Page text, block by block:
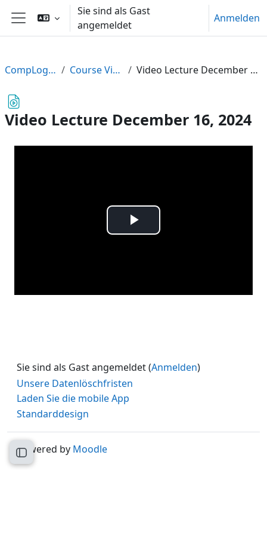
Zum Hauptinhalt
Website-Übersicht
Sie sind als Gast
angemeldet
Anmelden
Kursindex öffnen
CompLogic24 Course Videos Video Lecture December 16, 2024
Video Lecture December 16, 2024
Video
Sie sind als Gast angemeldet (Anmelden)
Unsere Datenlöschfristen
Laden Sie die mobile App
Standarddesign
Powered by Moodle